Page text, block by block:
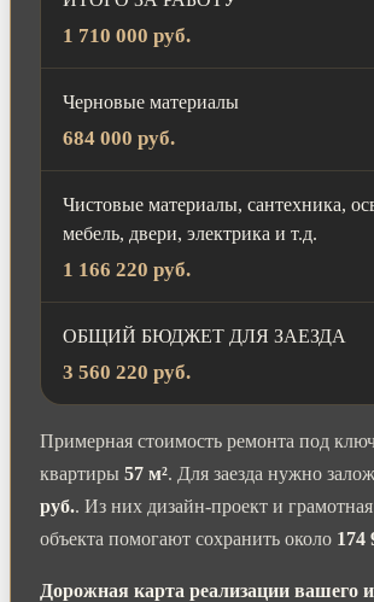
1 710 000 руб.
Черновые материалы
684 000 руб.
Чистовые материалы, сантехника,
мебель, двери, электрика и т.д.
1 166 220 руб.
ОБЩИЙ БЮДЖЕТ ДЛЯ ЗАЕЗДА
3 560 220 руб.
Примерная стоимость ремонта под
квартиры 57 м². Для заезда нужно
руб.. Из них дизайн-проект и
объекта помогают сохранить около 174
Дорожная карта реализации вашего